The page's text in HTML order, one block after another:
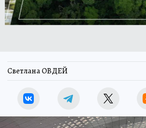
Светлана ОВДЕЙ